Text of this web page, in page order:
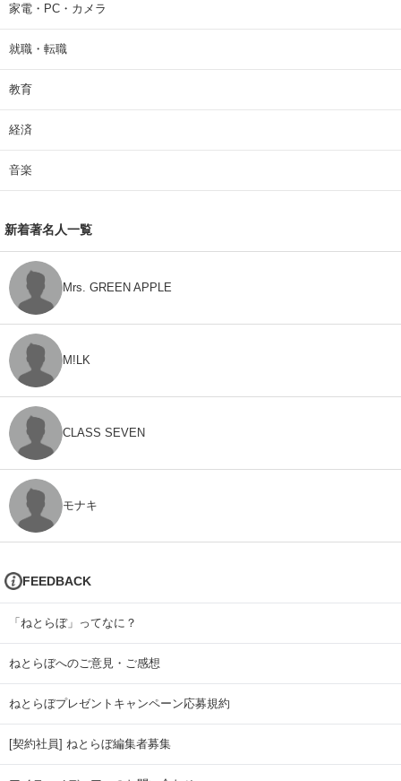
家電・PC・カメラ
就職・転職
教育
経済
音楽
新着著名人一覧
Mrs. GREEN APPLE
M!LK
CLASS SEVEN
モナキ
FEEDBACK
「ねとらぼ」ってなに？
ねとらぼへのご意見・ご感想
ねとらぼプレゼントキャンペーン応募規約
[契約社員] ねとらぼ編集者募集